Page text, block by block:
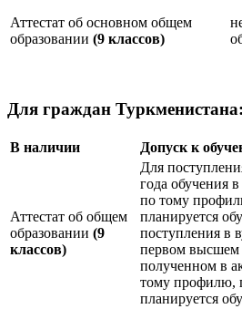
Аттестат об основном общем
образовании (9 классов)
Для граждан Туркменистана:
В наличии Допуск к
Аттестат об общем
образовании (9
классов)
Для
года обучения
по тому
планируется
поступления в
первом высшем
полученном в
тому профилю,
планируется